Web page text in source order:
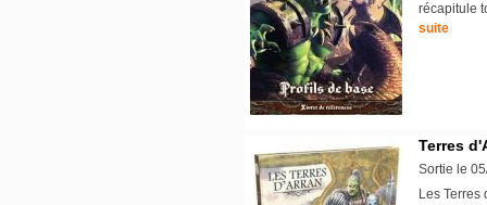
récapitule
suite
Terres
Sortie le
Les Terres